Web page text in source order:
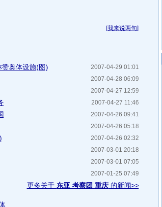
[我来说两句]
2007-04-29 01:01
赞奥体设施(图)
2007-04-28 06:09
2007-04-27 12:59
2007-04-27 11:46
2007-04-26 09:41
2007-04-26 05:18
2007-04-26 02:32
2007-03-01 20:18
2007-03-01 07:05
2007-01-25 07:49
更多关于 东亚 考察团 重庆的新闻>>